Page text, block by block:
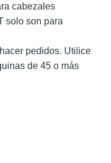
cabezales
solo son para
pedidos. Utilice
de 45 o más